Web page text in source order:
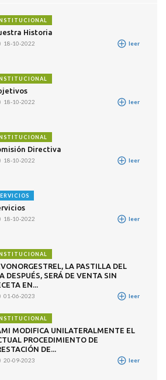
Historia
18-10-2022 leer
18-10-2022 leer
Directiva
18-10-2022 leer
18-10-2022 leer
LA PASTILLA DEL
DESPUÉS, SERÁ DE VENTA SIN
EN...
01-06-2023 leer
MODIFICA UNILATERALMENTE EL
PROCEDIMIENTO DE
DE...
20-09-2023 leer